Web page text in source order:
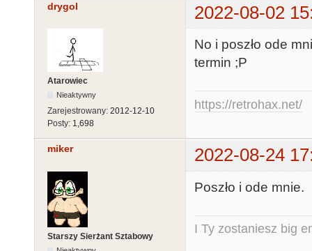
drygol 2022-08-02
Atarowiec
Nieaktywny
Zarejestrowany: 2012-12-10
Posty: 1,698
No i poszło ode
termin ;P
https://retrohax.net/
miker 2022-08-24
Starszy Sierżant Sztabowy
Poszło i ode mnie.
I Ty zostaniesz big